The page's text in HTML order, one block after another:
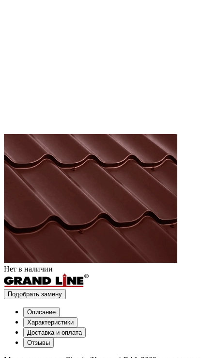
Нет в наличии
Подобрать замену
Описание
Характеристики
Доставка и оплата
Отзывы